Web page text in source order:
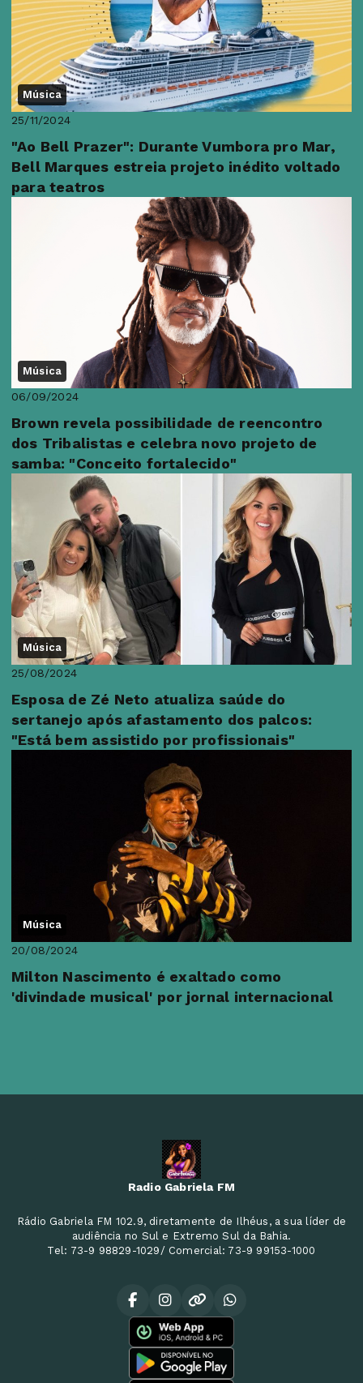
Música
25/11/2024
"Ao Bell Prazer": Durante Vumbora pro Mar,
Bell Marques estreia projeto inédito voltado
para teatros
Música
06/09/2024
Brown revela possibilidade de reencontro
dos Tribalistas e celebra novo projeto de
samba: "Conceito fortalecido"
Música
25/08/2024
Esposa de Zé Neto atualiza saúde do
sertanejo após afastamento dos palcos:
"Está bem assistido por profissionais"
Música
20/08/2024
Milton Nascimento é exaltado como
'divindade musical' por jornal internacional
Radio Gabriela FM
Rádio Gabriela FM 102.9, diretamente de Ilhéus, a sua líder de
audiência no Sul e Extremo Sul da Bahia.
Tel: 73-9 98829-1029/ Comercial: 73-9 99153-1000